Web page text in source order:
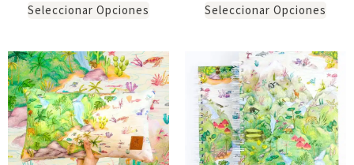
Seleccionar Opciones Seleccionar Opciones